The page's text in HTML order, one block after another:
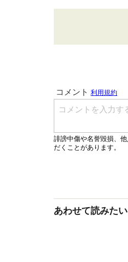
あわせて読みたい